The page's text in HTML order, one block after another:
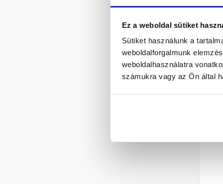
Ez a weboldal sütiket
Sütiket használunk a
weboldalforgalmunk
weboldalhasználatra
számukra vagy az Ön által